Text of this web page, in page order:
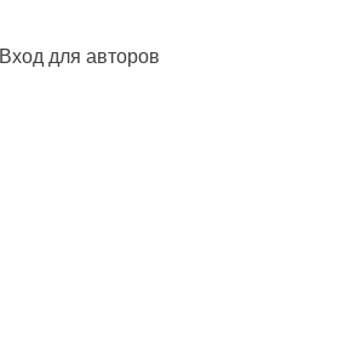
Вход для авторов